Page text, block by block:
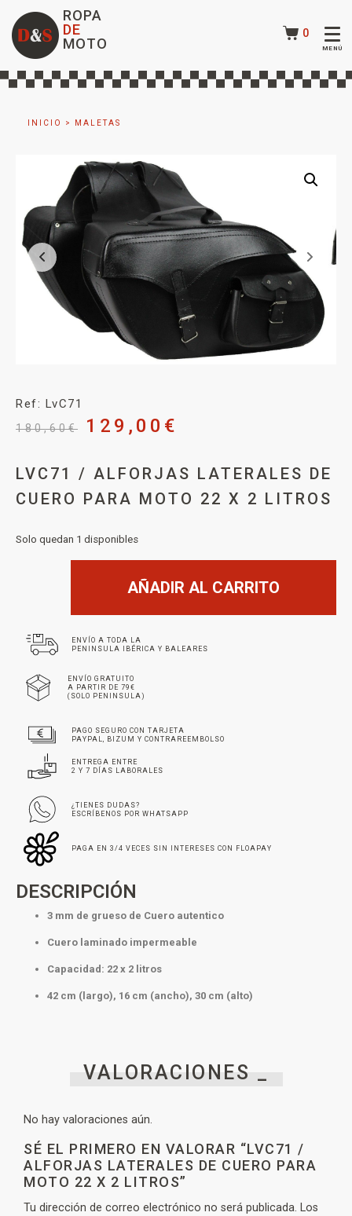
ROPA
DE
MOTO
0
INICIO > MALETAS
Ref: LvC71
180,60€ 129,00 €
LVC71 / ALFORJAS LATERALES DE
CUERO PARA MOTO 22 X 2 LITROS
Solo quedan 1 disponibles
AÑADIR AL CARRITO
ENVÍO A TODA LA
PENINSULA IBÉRICA Y BALEARES
ENVÍO GRATUITO
A PARTIR DE 79€
(SOLO PENINSULA)
PAGO SEGURO CON TARJETA
PAYPAL, BIZUM Y CONTRAREEMBOLSO
ENTREGA ENTRE
2 Y 7 DÍAS LABORALES
¿TIENES DUDAS?
ESCRÍBENOS POR WHATSAPP
PAGA EN 3/4 VECES SIN INTERESES CON FLOAPAY
DESCRIPCIÓN
3 mm de grueso de Cuero autentico
Cuero laminado impermeable
Capacidad: 22 x 2 litros
42 cm (largo), 16 cm (ancho), 30 cm (alto)
VALORACIONES _
No hay valoraciones aún.
SÉ EL PRIMERO EN VALORAR “LVC71 /
ALFORJAS LATERALES DE CUERO PARA
MOTO 22 X 2 LITROS”
Tu dirección de correo electrónico no será publicada. Los